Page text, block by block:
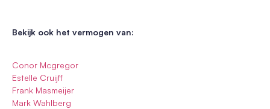
Bekijk ook het vermogen van:
Conor Mcgregor
Estelle Cruijff
Frank Masmeijer
Mark Wahlberg